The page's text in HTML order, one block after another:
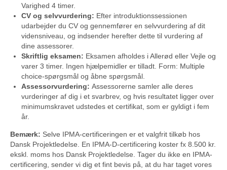
Varighed 4 timer.
CV og selvvurdering: Efter introduktionssessionen
udarbejder du CV og gennemfører en selvvurdering af dit
vidensniveau, og indsender herefter dette til vurdering af
dine assessorer.
Skriftlig eksamen: Eksamen afholdes i Allerød eller Vejle og
varer 3 timer. Ingen hjælpemidler er tilladt. Form: Multiple
choice-spørgsmål og åbne spørgsmål.
Assessorvurdering: Assessorerne samler alle deres
vurderinger af dig i et svarbrev, og hvis resultatet ligger over
minimumskravet udstedes et certifikat, som er gyldigt i fem
år.
Bemærk: Selve IPMA-certificeringen er et valgfrit tilkøb hos
Dansk Projektledelse. En IPMA-D-certificering koster fx 8.500 kr.
ekskl. moms hos Dansk Projektledelse. Tager du ikke en IPMA-
certificering, sender vi dig et fint bevis på, at du har taget vores